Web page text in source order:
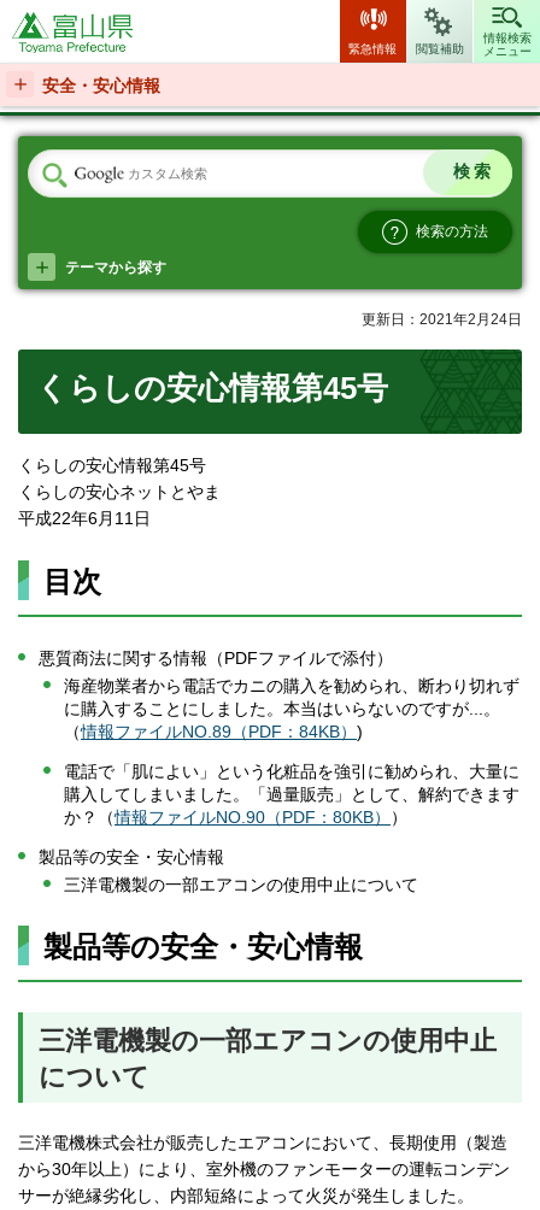
富山県
緊急情報 閲覧補助
情報検索
メニュー
安全・安心情報
検索の方法
テーマから探す
更新日：2021年2月24日
くらしの安心情報第45号
くらしの安心情報第45号
くらしの安心ネットとやま
平成22年6月11日
目次
悪質商法に関する情報（PDFファイルで添付）
海産物業者から電話でカニの購入を勧められ、断わり切れず
に購入することにしました。本当はいらないのですが...。
（情報ファイルNO.89（PDF：84KB） )
電話で「肌によい」という化粧品を強引に勧められ、大量に
購入してしまいました。「過量販売」として、解約できます
か？（情報ファイルNO.90（PDF：80KB） ）
製品等の安全・安心情報
三洋電機製の一部エアコンの使用中止について
製品等の安全・安心情報
三洋電機製の一部エアコンの使用中止
について
三洋電機株式会社が販売したエアコンにおいて、長期使用（製造
から30年以上）により、室外機のファンモーターの運転コンデン
サーが絶縁劣化し、内部短絡によって火災が発生しました。